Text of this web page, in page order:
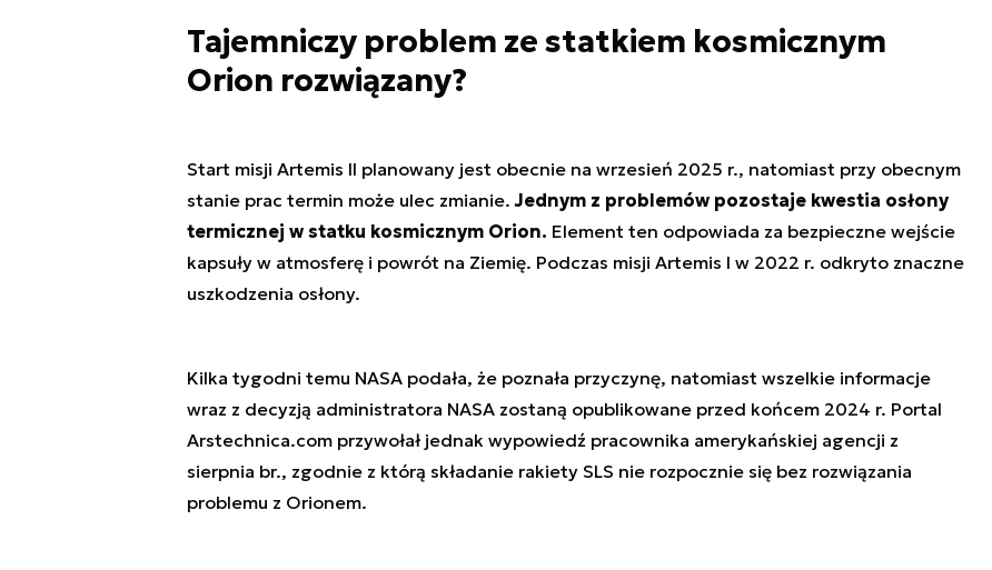
Tajemniczy problem ze statkiem kosmicznym
Orion rozwiązany?
Start misji Artemis II planowany jest obecnie na wrzesień 2025 r., natomiast przy obecnym
stanie prac termin może ulec zmianie.Jednym z problemów pozostaje kwestia osłony
termicznej w statku kosmicznym Orion. Element ten odpowiada za bezpieczne wejście
kapsuły w atmosferę i powrót na Ziemię. Podczas misji Artemis I w 2022 r. odkryto znaczne
uszkodzenia osłony.
Kilka tygodni temu NASA podała, że poznała przyczynę, natomiast wszelkie informacje
wraz z decyzją administratora NASA zostaną opublikowane przed końcem 2024 r. Portal
Arstechnica.com przywołał jednak wypowiedź pracownika amerykańskiej agencji z
sierpnia br., zgodnie z którą składanie rakiety SLS nie rozpocznie się bez rozwiązania
problemu z Orionem.